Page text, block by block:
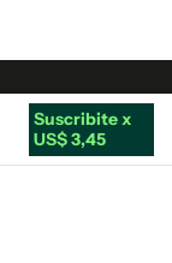
Suscribite x
US$ 3,45